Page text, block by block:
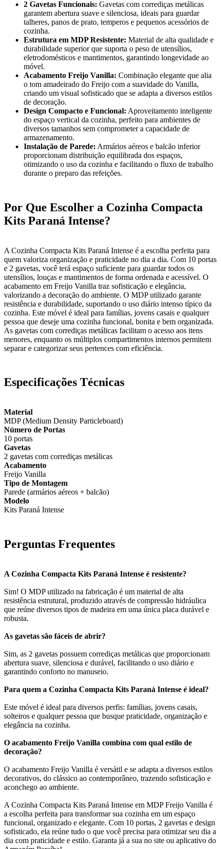
2 Gavetas Funcionais: Gavetas com corrediças metálicas
garantem abertura suave e silenciosa, ideais para guardar
talheres, panos de prato, temperos e pequenos acessórios de
cozinha.
Estrutura em MDP Resistente: Material de alta qualidade e
durabilidade superior que suporta o peso de utensílios,
eletrodomésticos e mantimentos, garantindo longevidade ao
móvel.
Acabamento Freijo Vanilla: Combinação elegante que alia
o tom amadeirado do Freijo com a suavidade do Vanilla,
criando um visual sofisticado que se adapta a diversos estilos
de decoração.
Design Compacto e Funcional: Aproveitamento inteligente
do espaço vertical da cozinha, perfeito para ambientes de
diversos tamanhos sem comprometer a capacidade de
armazenamento.
Instalação de Parede: Armários aéreos e balcão inferior
proporcionam distribuição equilibrada dos espaços,
otimizando o uso da cozinha e facilitando o fluxo de trabalho
durante o preparo das refeições.
Por Que Escolher a Cozinha Compacta
Kits Paraná Intense?
A Cozinha Compacta Kits Paraná Intense é a escolha perfeita para
quem valoriza organização e praticidade no dia a dia. Com 10 portas
e 2 gavetas, você terá espaço suficiente para guardar todos os
utensílios, louças e mantimentos de forma ordenada e acessível. O
acabamento em Freijo Vanilla traz sofisticação e elegância,
valorizando a decoração do ambiente. O MDP utilizado garante
resistência e durabilidade, suportando o uso diário intenso típico da
cozinha. Este móvel é ideal para famílias, jovens casais e qualquer
pessoa que deseje uma cozinha funcional, bonita e bem organizada.
As gavetas com corrediças metálicas facilitam o acesso aos itens
menores, enquanto os múltiplos compartimentos internos permitem
separar e categorizar seus pertences com eficiência.
Especificações Técnicas
Material
MDP (Medium Density Particleboard)
Número de Portas
10 portas
Gavetas
2 gavetas com corrediças metálicas
Acabamento
Freijo Vanilla
Tipo de Montagem
Parede (armários aéreos + balcão)
Modelo
Kits Paraná Intense
Perguntas Frequentes
A Cozinha Compacta Kits Paraná Intense é resistente?
Sim! O MDP utilizado na fabricação é um material de alta
resistência estrutural, produzido através de compressão hidráulica
que reúne diversos tipos de madeira em uma única placa durável e
robusta.
As gavetas são fáceis de abrir?
Sim, as 2 gavetas possuem corrediças metálicas que proporcionam
abertura suave, silenciosa e durável, facilitando o uso diário e
garantindo conforto no manuseio.
Para quem a Cozinha Compacta Kits Paraná Intense é ideal?
Este móvel é ideal para diversos perfis: famílias, jovens casais,
solteiros e qualquer pessoa que busque praticidade, organização e
elegância na cozinha.
O acabamento Freijo Vanilla combina com qual estilo de
decoração?
O acabamento Freijo Vanilla é versátil e se adapta a diversos estilos
decorativos, do clássico ao contemporâneo, trazendo sofisticação e
aconchego ao ambiente.
A Cozinha Compacta Kits Paraná Intense em MDP Freijo Vanilla é
a escolha perfeita para transformar sua cozinha em um espaço
funcional, organizado e elegante. Com 10 portas, 2 gavetas e design
sofisticado, ela reúne tudo o que você precisa para otimizar seu dia a
dia com praticidade e estilo. Garanta já a sua no site ou aplicativo do